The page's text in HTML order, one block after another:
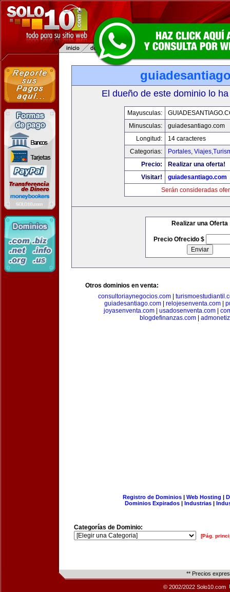
El dueño de este dominio lo
Mayusculas:
Minusculas:
guiadesantiago.com
Longitud:
14 caracteres
Categorias:
Portales,
Precio:
Realizar una oferta!
Visitar!
guiadesantiago.com
Serán consideradas
Realizar una Oferta
Precio Ofrecido $
Otros dominios en venta:
consultoriaynegocios.com
guiadesantiago.com| relojesenventa.com|
joyasenventa.com
usadosenventa.com
blogdefinanzas.com|
Registro de Dominios| Web Hosting |
Dominios Expirados | Industrias |
Categorías de Dominio:
[Pág.
** Precios
© 2002/2022 Solo10.com